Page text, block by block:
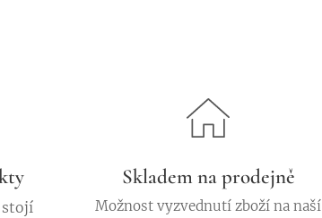
stojí
Skladem na prodejně
Možnost vyzvednutí zboží na naší